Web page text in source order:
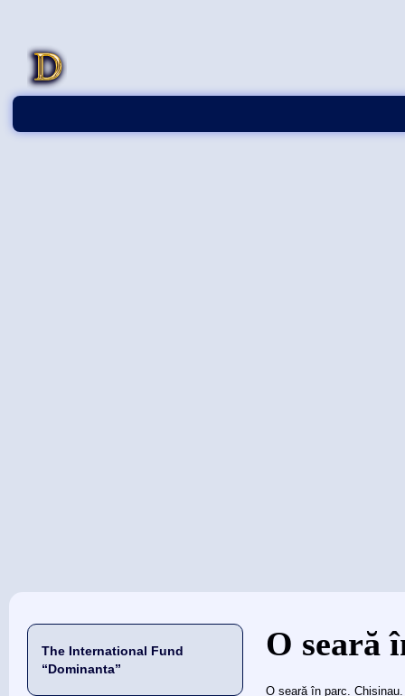
The International Fund
“Dominanta”
当前位置
O seară
O seară în parc.